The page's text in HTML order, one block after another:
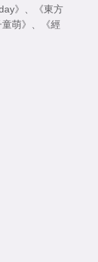
》
《東方
萌》
《經